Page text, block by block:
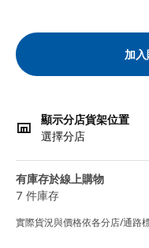
加
顯示分店貨架位置
選擇分店
有庫存於線上購物
7 件庫存
實際貨況與價格依各分店/通路